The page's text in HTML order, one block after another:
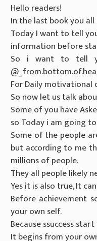
Hello readers!
In the last book you
Today I want to tell
information before
So i want to tell
For Daily motivational
So now let us talk
Some of you have
so Today i am going
Some of the people
but according to me
millions of people.
They all people likely
Yes it is also true, It
Before achievement
your own self.
Because ssuccess
It begins from your